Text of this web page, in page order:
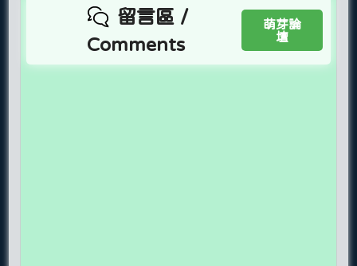
留言區 /
Comments
萌芽論
壇